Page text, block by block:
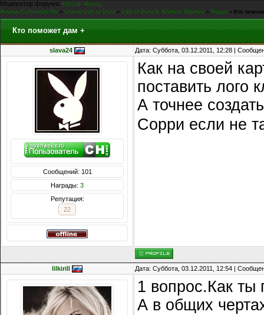
Модератор форума: FiLLiN,iEnjoy
Форум CoDHacks.Ru » Серия Call of Duty » Call of Duty 4: Modern Warfare » Моды » Кто
Кто поможет дам +
slava24 Дата: Суббота, 03.12.2011, 12:28 |
Сообщений: 101
Награды: 3
Репутация:
22
Как на своей
поставить лого
А точнее
Сорри если не
lilkirill Дата: Суббота, 03.12.2011, 12:54 |
1 вопрос.Как ты
А в общих